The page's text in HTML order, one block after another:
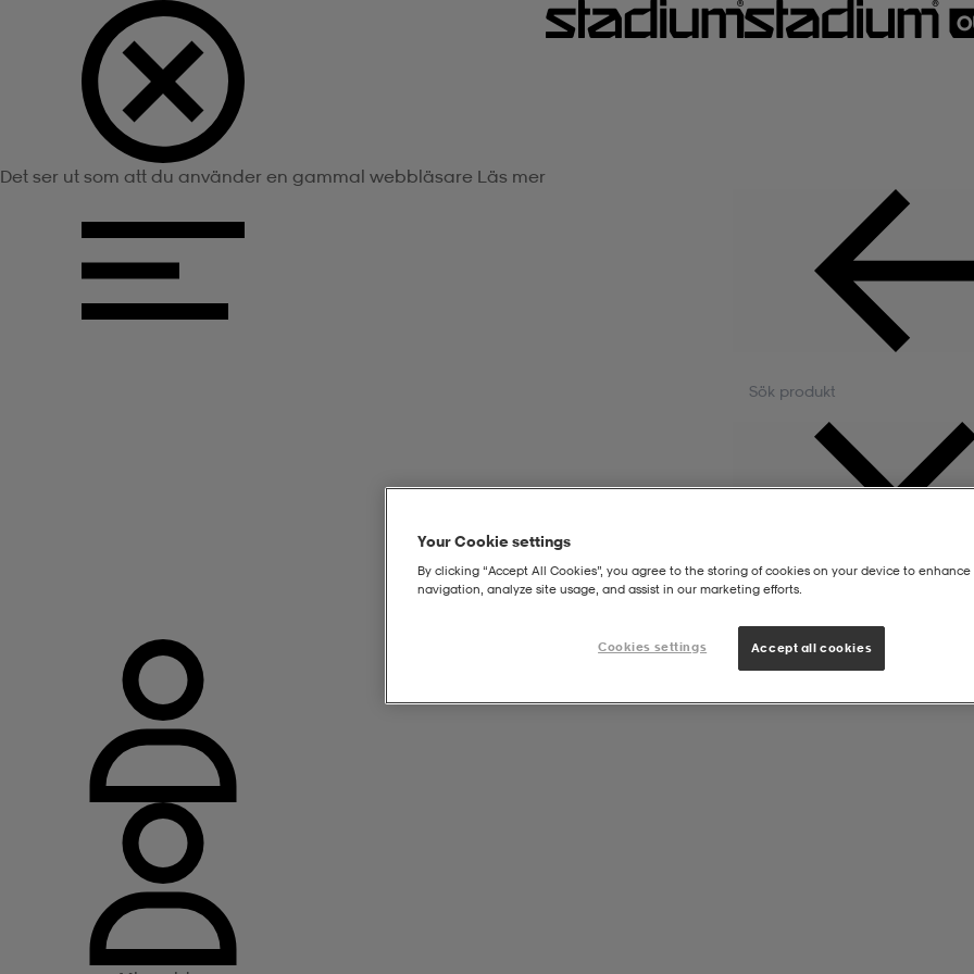
Det ser ut som att du använder en gammal webbläsare Läs mer
Your Cookie settings
By clicking “Accept All Cookies”, you agree to the storing of cookies on your device to enhance
navigation, analyze site usage, and assist in our marketing efforts.
Cookies settings Accept all cookies